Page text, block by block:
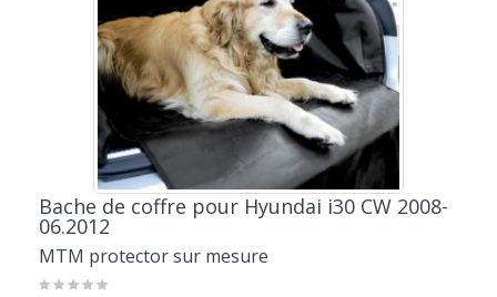
Bache de coffre pour Hyundai i30 CW 2008-
06.2012
MTM protector sur mesure